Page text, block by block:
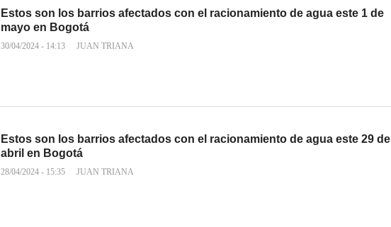
Estos son los barrios afectados con el racionamiento de agua este 1 de
mayo en Bogotá
30/04/2024 - 14:13 JUAN TRIANA
Estos son los barrios afectados con el racionamiento de agua este 29 de
abril en Bogotá
28/04/2024 - 15:35 JUAN TRIANA